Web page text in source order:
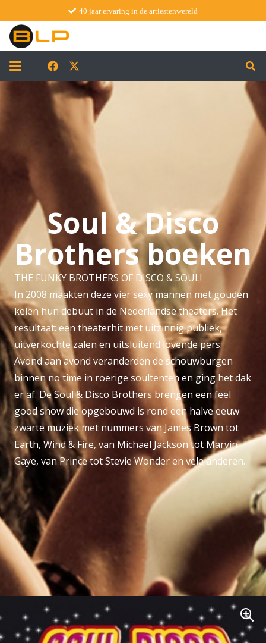
40 jaar ervaring in de artiestenwereld
Soul & Disco
Brothers boeken
THE FUNKY BROTHERS OF DISCO & SOUL!
In 2008 maakten deze vier sexy mannen met gouden
kelen hun debuut in de Nederlandse theaters. Het
resultaat: een theaterhit met uitzinnig publiek,
uitverkochte zalen en uitsluitend lovende pers.
Avond aan avond veranderden de schouwburgen
binnen no time in roerige soultenten en ging het dak
er af. De Soul & Disco Brothers brengen een feel
good show die opgebouwd is rond een halve eeuw
zwarte muziek met nummers van James Brown tot
Earth, Wind & Fire, van Michael Jackson tot Marvin
Gaye, van Prince tot Stevie Wonder en vele anderen.